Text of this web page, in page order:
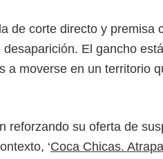
de corte directo y premisa
desaparición. El gancho
moverse en un territorio
reforzando su oferta de
‘Coca Chicas.